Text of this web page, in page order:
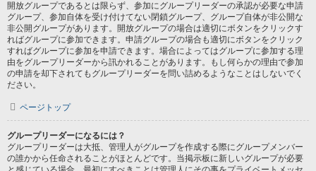
開放グループであるとは限らず、参加にグループリーダーの承認が必要な申請
グループ、参加自体を受け付けてない閉鎖グループ、グループ自体が非公開な
非公開グループがあります。開放グループの場合は適切にボタンをクリックす
ればグループに参加できます。申請グループの場合も適切にボタンをクリック
すればグループに参加を申請できます。場合によってはグループに参加する理
由をグループリーダーから訊かれることがあります。もし何らかの理由で参加
の申請を却下されてもグループリーダーを問い詰めるようなことはしないでく
ださい。
ページトップ
グループリーダーになるには？
グループリーダーは大抵、管理人がグループを作成する際にグループメンバー
の誰かから任命されることがほとんどです。当掲示板に新しいグループが必要